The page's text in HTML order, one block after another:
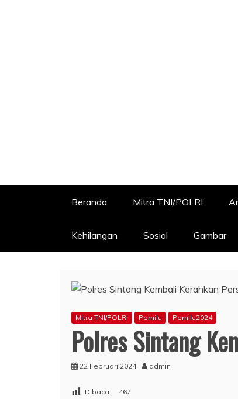
Beranda Mitra TNI/POLRI
Kehilangan Sosial Gambar
Mitra TNI/POLRI Pemilu Pemilu2024
Polres Sintang
22 Februari 2024 admin
Dibaca: 467